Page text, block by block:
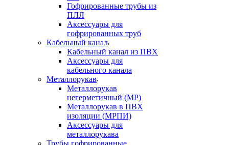
Гофрированные трубы из
ПЛЛ
Аксессуары для
гофрированных труб
Кабельный канал
Кабельный канал из ПВХ
Аксессуары для
кабельного канала
Металлорукав
Металлорукав
негерметичный (МР)
Металлорукав в ПВХ
изоляции (МРПИ)
Аксессуары для
металлорукава
Трубы гофрированные